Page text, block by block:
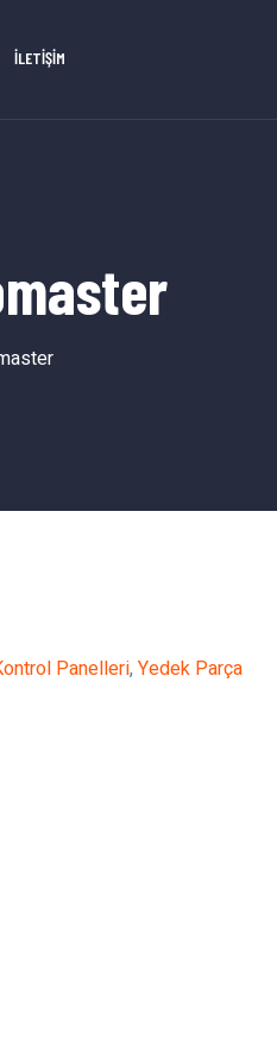
İLETİŞİM
Panelleri,Yedek Parça